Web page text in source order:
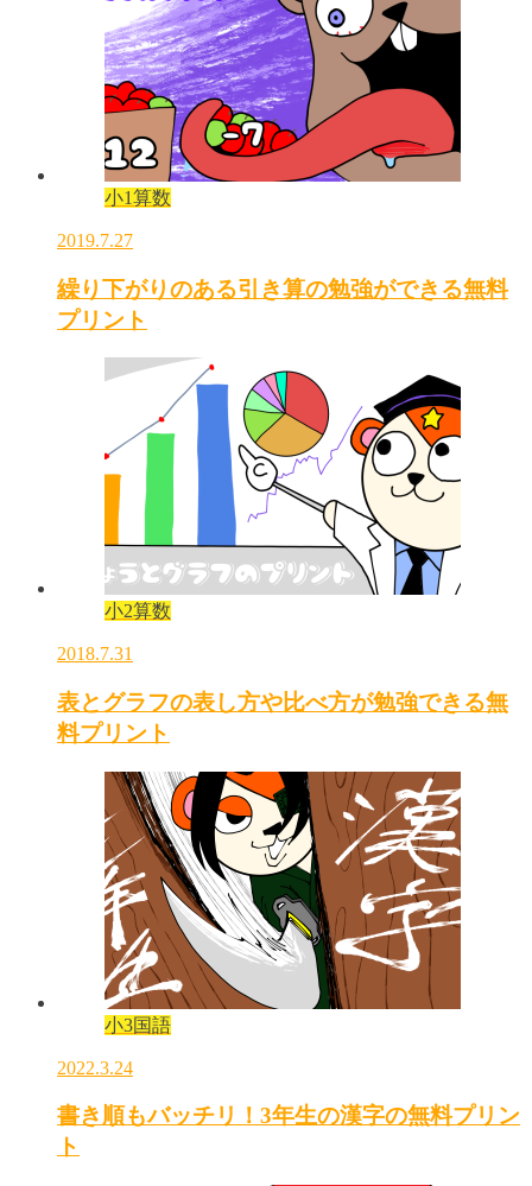
小1算数
2019.7.27
繰り下がりのある引き算の勉強ができる無料
プリント
小2算数
2018.7.31
表とグラフの表し方や比べ方が勉強できる無
料プリント
小3国語
2022.3.24
書き順もバッチリ！3年生の漢字の無料プリン
ト